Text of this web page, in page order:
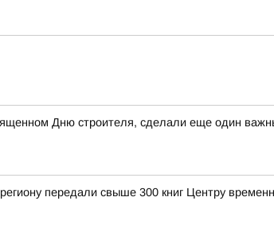
Дню строителя, сделали еще один
передали свыше 300 книг Центру